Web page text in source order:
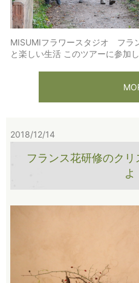
MISUMIフラワースタジオ フラ
と楽しい生活 このツアーに参加
2018/12/14
フランス花研修のク
よ